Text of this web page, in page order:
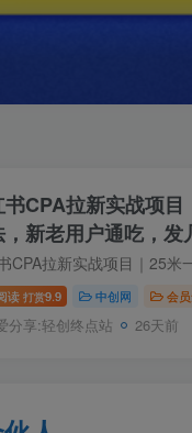
CPA拉新实战项
新老用户通吃，发
读 打赏9.9 中创网 会
分享:轻创终点站 26天前